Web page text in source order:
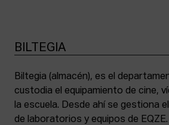
BILTEGIA
Biltegia (almacén), es el
custodia el equipamiento de cine,
la escuela. Desde ahí se gestiona
de laboratorios y equipos de